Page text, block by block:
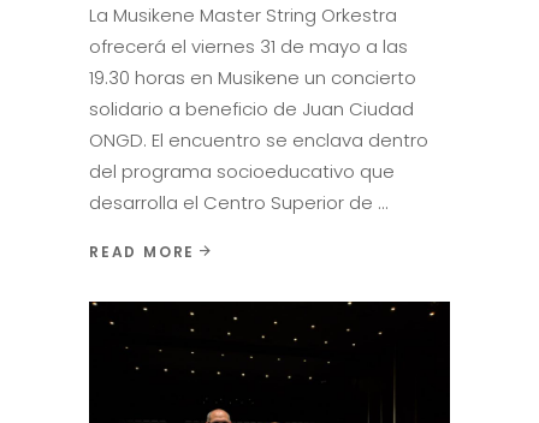
La Musikene Master String Orkestra
ofrecerá el viernes 31 de mayo a las
19.30 horas en Musikene un concierto
solidario a beneficio de Juan Ciudad
ONGD. El encuentro se enclava dentro
del programa socioeducativo que
desarrolla el Centro Superior de
READ MORE